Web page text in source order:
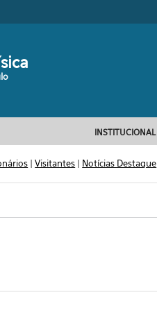
INSTITUCIONAL
|Visitantes | Notícias Destaque